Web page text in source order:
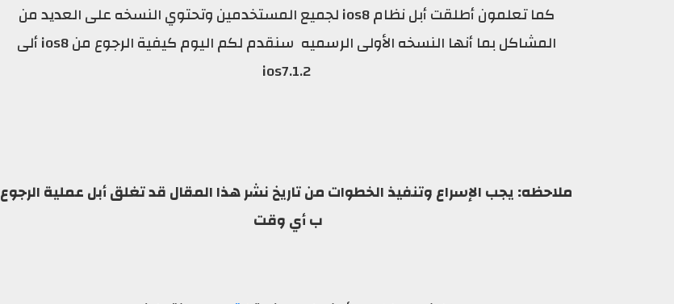
كما تعلمون أطلقت أبل نظام ios8 لجميع المستخدمين وتحتوي النسخه على العديد من
المشاكل بما أنها النسخه الأولى الرسميه سنقدم لكم اليوم كيفية الرجوع من ios8 ألى
ios7.1.2
ملاحظه: يجب الإسراع وتنفيذ الخطوات من تاريخ نشر هذا المقال قد تغلق أبل عملية الرجوع
ب أي وقت